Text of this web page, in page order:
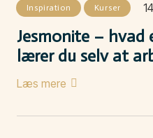
Inspiration Kurser
Jesmonite – hvad
lærer du selv at
Læs mere